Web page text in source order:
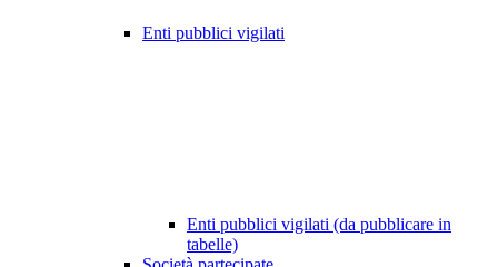
Enti pubblici vigilati
Enti pubblici vigilati (da pubblicare in
tabelle)